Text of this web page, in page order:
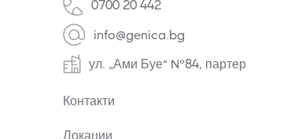
0700 20 442
info@genica.bg
ул. „Ами Буе“ №84, партер
Контакти
Локации